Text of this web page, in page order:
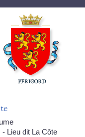
Lieu dit La Côte